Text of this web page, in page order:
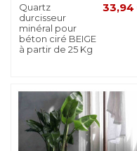
Quartz
durcisseur
minéral pour
béton ciré BEIGE
à partir de 25 Kg
33,94